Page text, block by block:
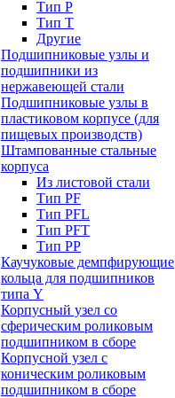
Тип P
Тип T
Другие
Подшипниковые узлы и
подшипники из
нержавеющей стали
Подшипниковые узлы в
пластиковом корпусе (для
пищевых производств)
Штампованные стальные
корпуса
Из листовой стали
Тип PF
Тип PFL
Тип PFT
Тип PP
Каучуковые демпфирующие
кольца для подшипников
типа Y
Корпусный узел со
сферическим роликовым
подшипником в сборе
Корпусной узел с
коническим роликовым
подшипником в сборе